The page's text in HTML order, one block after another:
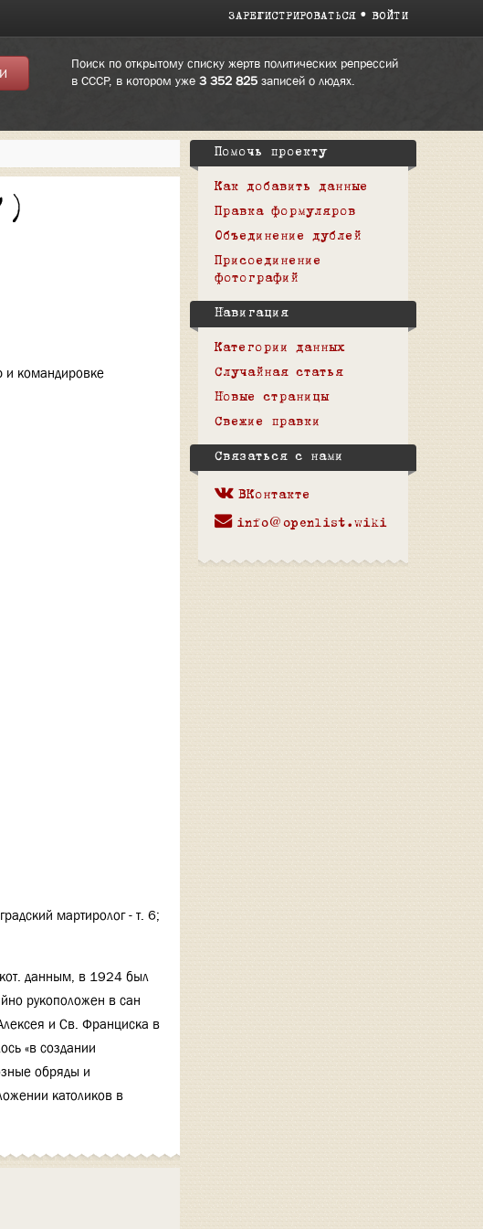
ЗАРЕГИСТРИРОВАТЬСЯ ВОЙТИ
Поиск по открытому списку жертв политических репрессий
в СССР, в котором уже 3 352 825записей о людях.
и командировке
мартиролог - т. 6;
данным, в 1924 был
рукоположен в сан
и Св. Франциска в
«в создании
обряды и
католиков в
Помочь проекту
Как добавить данные
Правка формуляров
Объединение дублей
Присоединение
фотографий
Навигация
Категории данных
Случайная статья
Новые страницы
Свежие правки
Связаться с нами
ВКонтакте
info@openlist.wiki